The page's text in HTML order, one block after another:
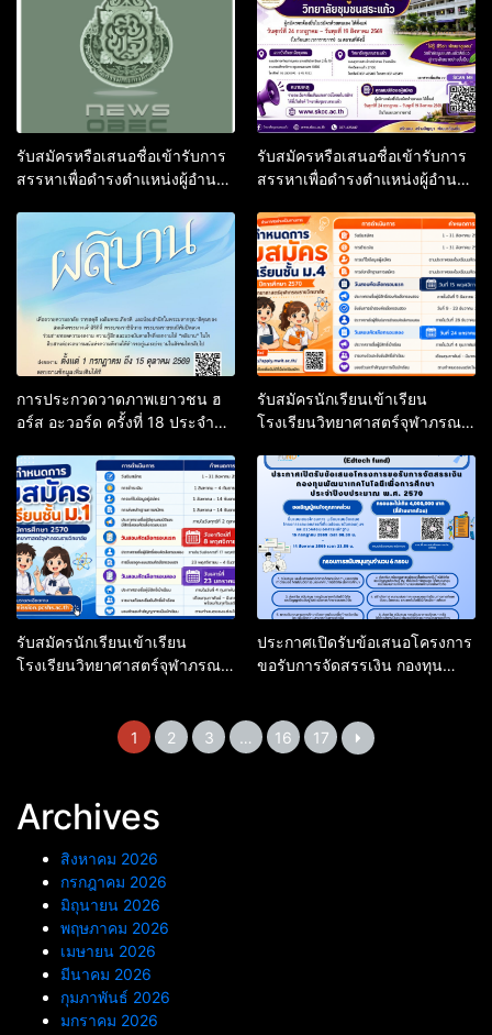
รับสมัครหรือเสนอชื่อเข้ารับการ
สรรหาเพื่อดำรงตำแหน่งผู้อำนวย
รับสมัครหรือเสนอชื่อเข้ารับการ
สรรหาเพื่อดำรงตำแหน่งผู้อำนวย
การประกวดวาดภาพเยาวชน ฮ
อร์ส อะวอร์ด ครั้งที่ 18 ประจำปี
รับสมัครนักเรียนเข้าเรียน
โรงเรียนวิทยาศาสตร์จุฬาภรณ
4 ปีการศึกษา 2570
รับสมัครนักเรียนเข้าเรียน
โรงเรียนวิทยาศาสตร์จุฬาภรณ
ประกาศเปิดรับข้อเสนอโครงการ
ขอรับการจัดสรรเงิน กองทุน
1
2 3 … 16 17
Archives
สิงหาคม 2026
กรกฎาคม 2026
มิถุนายน 2026
พฤษภาคม 2026
เมษายน 2026
มีนาคม 2026
กุมภาพันธ์ 2026
มกราคม 2026